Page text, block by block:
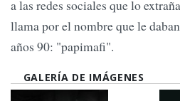
a las redes sociales que lo
llama por el nombre que le
años 90: "papimafi".
GALERÍA DE IMÁGENES